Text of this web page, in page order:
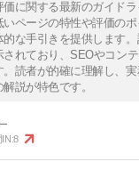
に関する最新のガイド
いページの特性や評価の
的な手引きを提供します
れており、SEOやコン
読者が的確に理解し、
説が特色です。
IN:8